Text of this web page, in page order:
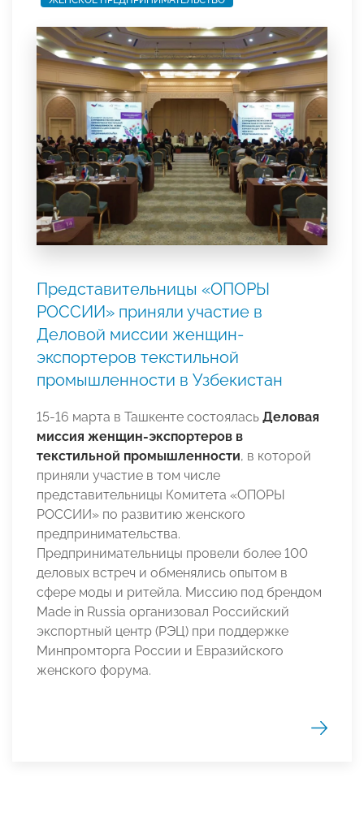
Представительницы «ОПОРЫ
РОССИИ» приняли участие в
Деловой миссии женщин-
экспортеров текстильной
промышленности в Узбекистан
15-16 марта в Ташкенте состоялась Деловая
миссия женщин-экспортеров в
текстильной промышленности, в которой
приняли участие в том числе
представительницы Комитета «ОПОРЫ
РОССИИ» по развитию женского
предпринимательства.
Предпринимательницы провели более 100
деловых встреч и обменялись опытом в
сфере моды и ритейла. Миссию под брендом
Made in Russia организовал Российский
экспортный центр (РЭЦ) при поддержке
Минпромторга России и Евразийского
женского форума.